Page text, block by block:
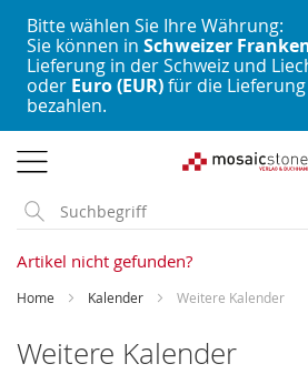
Bitte wählen Sie Ihre Währung:
Sie können in Schweizer
Lieferung in der Schweiz und
oder Euro (EUR)für die
bezahlen.
zum
Inhalt
Artikel nicht gefunden?
Home Kalender Weitere Kalender
Weitere Kalender